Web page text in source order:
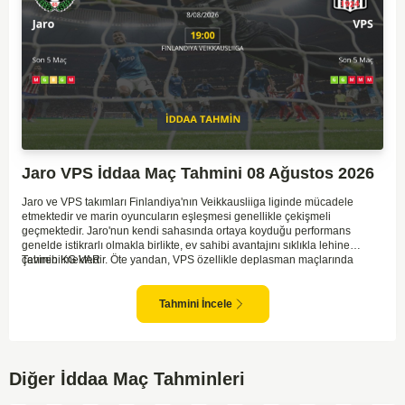
Jaro VPS İddaa Maç Tahmini 08 Ağustos 2026
Jaro ve VPS takımları Finlandiya'nın Veikkausliiga liginde mücadele
etmektedir ve marin oyuncuların eşleşmesi genellikle çekişmeli
geçmektedir. Jaro'nun kendi sahasında ortaya koyduğu performans
genelde istikrarlı olmakla birlikte, ev sahibi avantajını sıklıkla lehine
çevirebilmektedir. Öte yandan, VPS özellikle deplasman maçlarında
anlar yakalayabilmektedir. İki takım arasındaki tarihsel rekabet dikkate
alındığında, maçın dengede geçmesi olasıdır ve her iki tarafın da gol
şansı bulunmaktadır. Özellikle Jaro'nun savunma zaafları ve VPS'nin hızlı
Tahmin KG VAR
Tahmini İncele
Diğer İddaa Maç Tahminleri